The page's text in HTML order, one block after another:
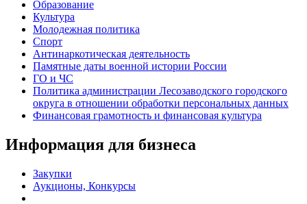
Образование
Культура
Молодежная политика
Спорт
Антинаркотическая деятельность
Памятные даты военной истории России
ГО и ЧС
Политика администрации Лесозаводского городского
округа в отношении обработки персональных данных
Финансовая грамотность и финансовая культура
Информация для бизнеса
Закупки
Аукционы, Конкурсы